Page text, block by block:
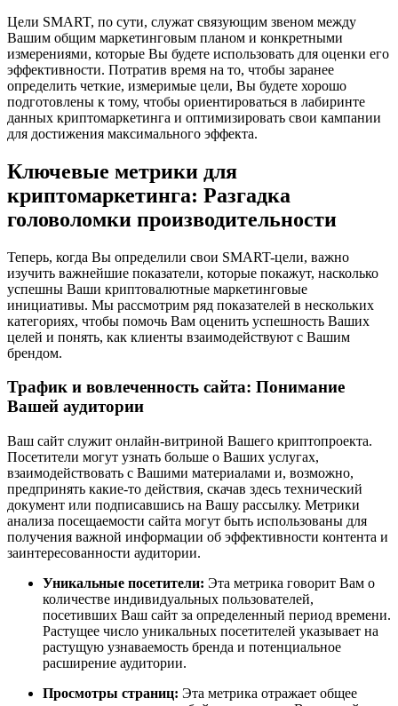
Цели SMART, по сути, служат связующим звеном между
Вашим общим маркетинговым планом и конкретными
измерениями, которые Вы будете использовать для оценки его
эффективности. Потратив время на то, чтобы заранее
определить четкие, измеримые цели, Вы будете хорошо
подготовлены к тому, чтобы ориентироваться в лабиринте
данных криптомаркетинга и оптимизировать свои кампании
для достижения максимального эффекта.
Ключевые метрики для
криптомаркетинга: Разгадка
головоломки производительности
Теперь, когда Вы определили свои SMART-цели, важно
изучить важнейшие показатели, которые покажут, насколько
успешны Ваши криптовалютные маркетинговые
инициативы. Мы рассмотрим ряд показателей в нескольких
категориях, чтобы помочь Вам оценить успешность Ваших
целей и понять, как клиенты взаимодействуют с Вашим
брендом.
Трафик и вовлеченность сайта: Понимание
Вашей аудитории
Ваш сайт служит онлайн-витриной Вашего криптопроекта.
Посетители могут узнать больше о Ваших услугах,
взаимодействовать с Вашими материалами и, возможно,
предпринять какие-то действия, скачав здесь технический
документ или подписавшись на Вашу рассылку. Метрики
анализа посещаемости сайта могут быть использованы для
получения важной информации об эффективности контента и
заинтересованности аудитории.
Уникальные посетители: Эта метрика говорит Вам о
количестве индивидуальных пользователей,
посетивших Ваш сайт за определенный период времени.
Растущее число уникальных посетителей указывает на
растущую узнаваемость бренда и потенциальное
расширение аудитории.
Просмотры страниц: Эта метрика отражает общее